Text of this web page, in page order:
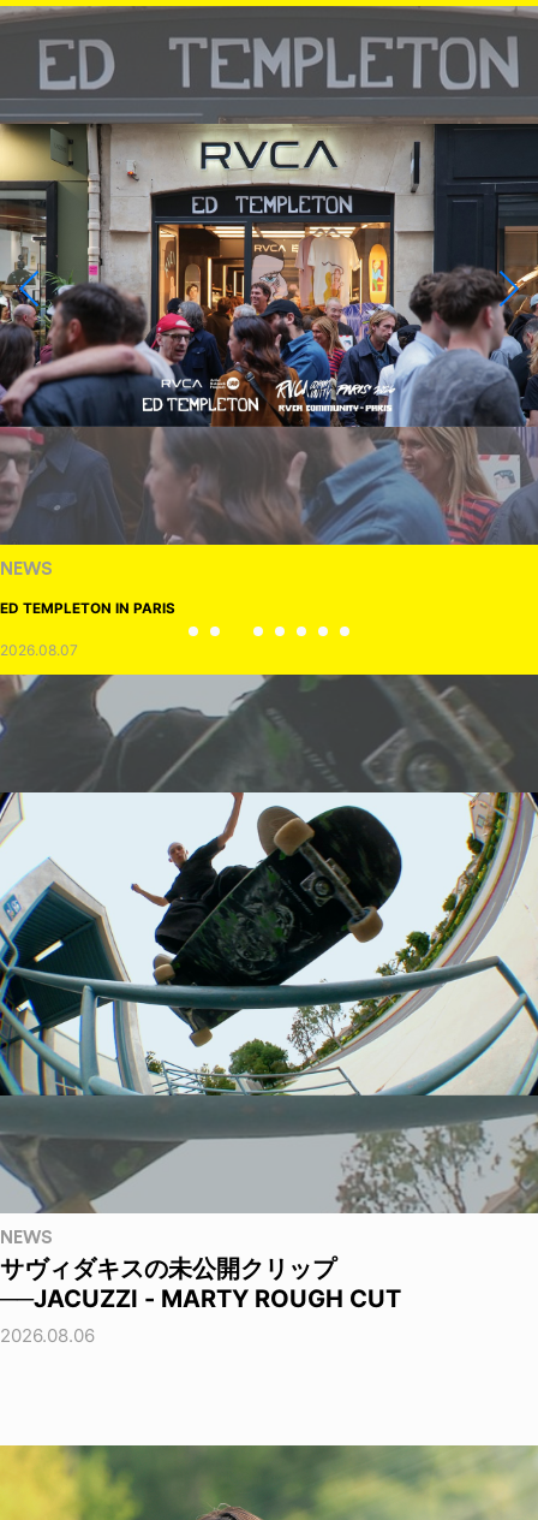
NEWS
ED TEMPLETON IN PARIS
2026.08.07
NEWS
サヴィダキスの未公開クリップ
──JACUZZI - MARTY ROUGH CUT
2026.08.06